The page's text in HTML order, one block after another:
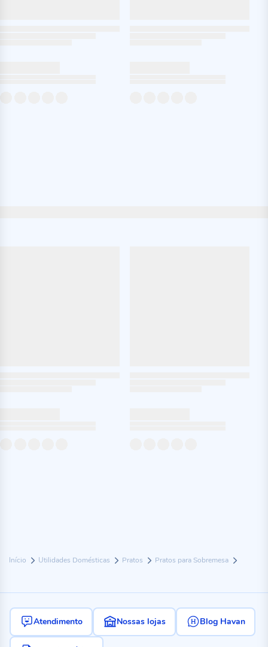
Início Utilidades Domésticas Pratos Pratos para Sobremesa
Atendimento Nossas lojas Blog Havan